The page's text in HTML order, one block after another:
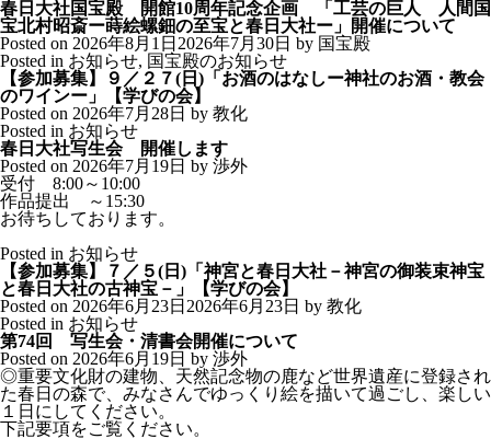
春日大社国宝殿 開館10周年記念企画 「工芸の巨人 人間国
宝北村昭斎ー蒔絵螺鈿の至宝と春日大社ー」開催について
Posted on 2026年8月1日 2026年7月30日 by 国宝殿
Posted in お知らせ, 国宝殿のお知らせ
【参加募集】９／２７(日)「お酒のはなしー神社のお酒・教会
のワインー」【学びの会】
Posted on 2026年7月28日 by 教化
Posted in お知らせ
春日大社写生会 開催します
Posted on 2026年7月19日 by 渉外
受付 8:00～10:00
作品提出 ～15:30
お待ちしております。
Posted in お知らせ
【参加募集】７／５(日)「神宮と春日大社－神宮の御装束神宝
と春日大社の古神宝－」【学びの会】
Posted on 2026年6月23日 2026年6月23日 by 教化
Posted in お知らせ
第74回 写生会・清書会開催について
Posted on 2026年6月19日 by 渉外
◎重要文化財の建物、天然記念物の鹿など世界遺産に登録され
た春日の森で、みなさんでゆっくり絵を描いて過ごし、楽しい
１日にしてください。
下記要項をご覧ください。
日本語
한국어